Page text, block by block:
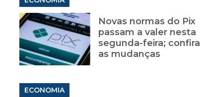
Novas normas do Pix
passam a valer nesta
segunda-feira; confira
as mudanças
ECONOMIA